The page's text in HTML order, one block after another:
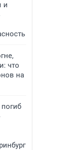
и
что
на